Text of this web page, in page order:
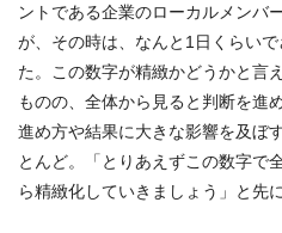
ントである企業のローカルメンバ
が、その時は、なんと1日くらい
た。この数字が精緻かどうかと言
ものの、全体から見ると判断を進
進め方や結果に大きな影響を及ぼ
とんど。「とりあえずこの数字で
ら精緻化していきましょう」と先